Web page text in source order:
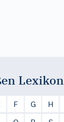
Lexikon
F G H